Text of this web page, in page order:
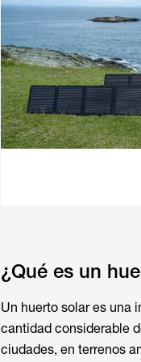
¿Qué es un
Un huerto solar es una
cantidad considerable
ciudades, en terrenos